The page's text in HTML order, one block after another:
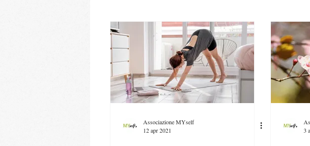
pilates sport meditazione pranayama
Associazione MYself
12 apr 2021
3